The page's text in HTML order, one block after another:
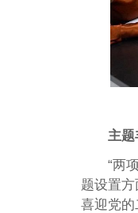
主题
“两
题设置
喜迎党